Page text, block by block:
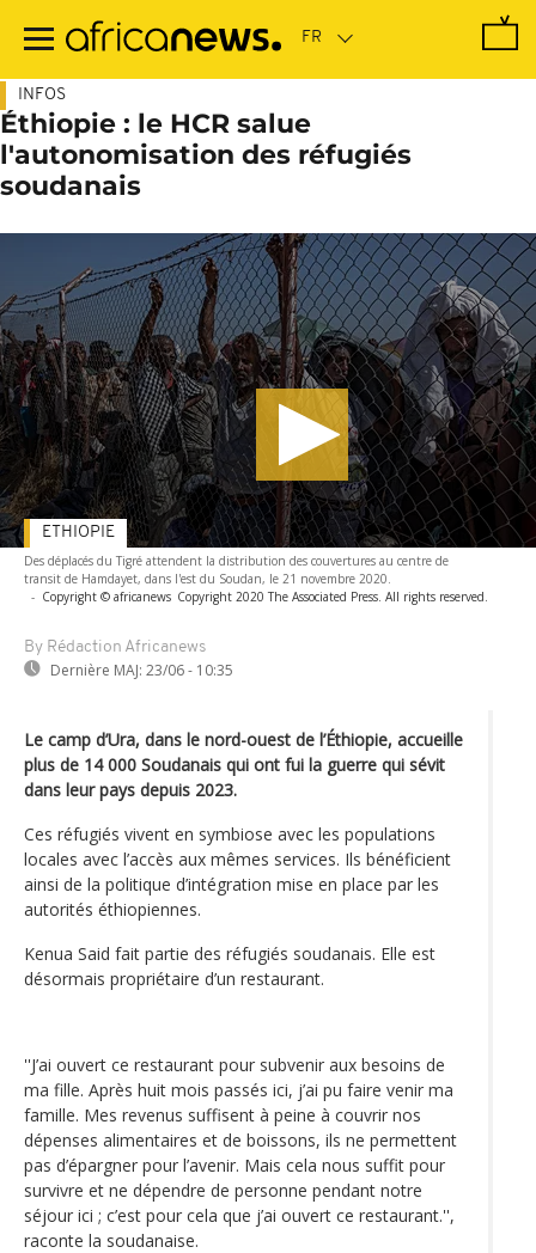
contenu
INFOS
Éthiopie : le HCR salue
l'autonomisation des réfugiés
soudanais
Des déplacés du Tigré attendent la distribution des couvertures au centre de
transit de Hamdayet, dans l'est du Soudan, le 21 novembre 2020.
- Copyright © africanews Copyright 2020 The Associated Press. All rights reserved.
By Rédaction Africanews
Dernière MAJ: 23/06 - 10:35
ETHIOPIE
Le camp d’Ura, dans le nord-ouest de l’Éthiopie, accueille
plus de 14 000 Soudanais qui ont fui la guerre qui sévit
dans leur pays depuis 2023.
Ces réfugiés vivent en symbiose avec les populations
locales avec l’accès aux mêmes services. Ils bénéficient
ainsi de la politique d’intégration mise en place par les
autorités éthiopiennes.
Kenua Said fait partie des réfugiés soudanais. Elle est
désormais propriétaire d’un restaurant.
''J’ai ouvert ce restaurant pour subvenir aux besoins de
ma fille. Après huit mois passés ici, j’ai pu faire venir ma
famille. Mes revenus suffisent à peine à couvrir nos
dépenses alimentaires et de boissons, ils ne permettent
pas d’épargner pour l’avenir. Mais cela nous suffit pour
survivre et ne dépendre de personne pendant notre
séjour ici ; c’est pour cela que j’ai ouvert ce restaurant.'',
raconte la soudanaise.